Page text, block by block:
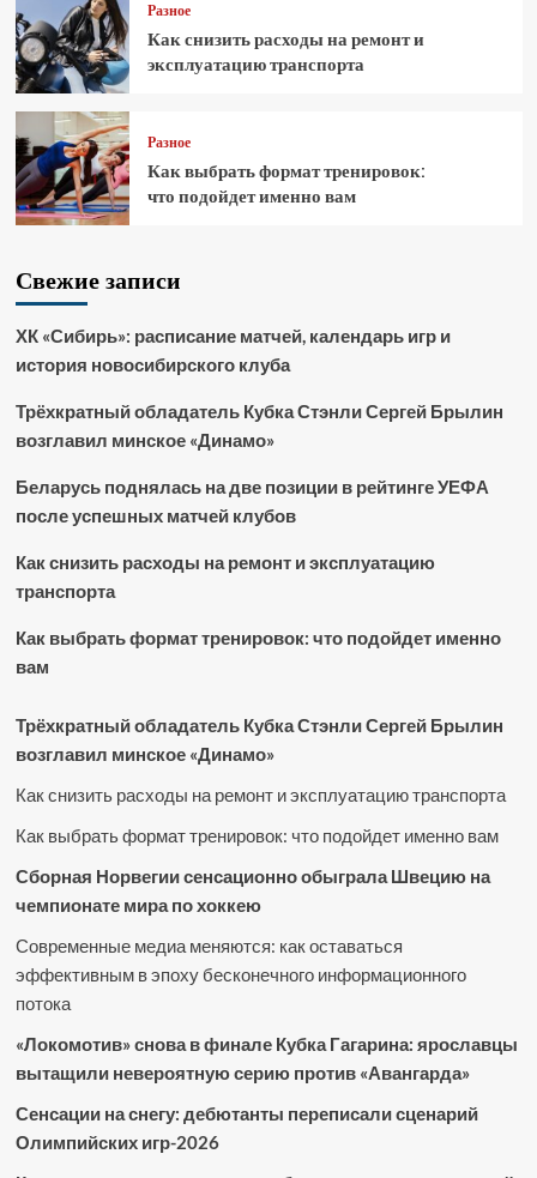
Разное
Как снизить расходы на ремонт и
эксплуатацию транспорта
Разное
Как выбрать формат тренировок:
что подойдет именно вам
Свежие записи
ХК «Сибирь»: расписание матчей, календарь игр и
история новосибирского клуба
Трёхкратный обладатель Кубка Стэнли Сергей Брылин
возглавил минское «Динамо»
Беларусь поднялась на две позиции в рейтинге УЕФА
после успешных матчей клубов
Как снизить расходы на ремонт и эксплуатацию
транспорта
Как выбрать формат тренировок: что подойдет именно
вам
Трёхкратный обладатель Кубка Стэнли Сергей Брылин
возглавил минское «Динамо»
Как снизить расходы на ремонт и эксплуатацию транспорта
Как выбрать формат тренировок: что подойдет именно вам
Сборная Норвегии сенсационно обыграла Швецию на
чемпионате мира по хоккею
Современные медиа меняются: как оставаться
эффективным в эпоху бесконечного информационного
потока
«Локомотив» снова в финале Кубка Гагарина: ярославцы
вытащили невероятную серию против «Авангарда»
Сенсации на снегу: дебютанты переписали сценарий
Олимпийских игр-2026